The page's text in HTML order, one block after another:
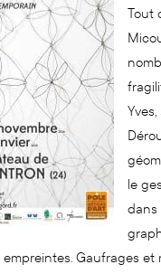
Tout
le
dans
Gaufrages